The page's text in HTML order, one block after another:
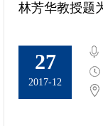
27
2017-12